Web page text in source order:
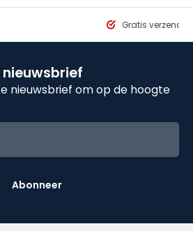
Gratis
nieuwsbrief om op de hoogte
Abonneer